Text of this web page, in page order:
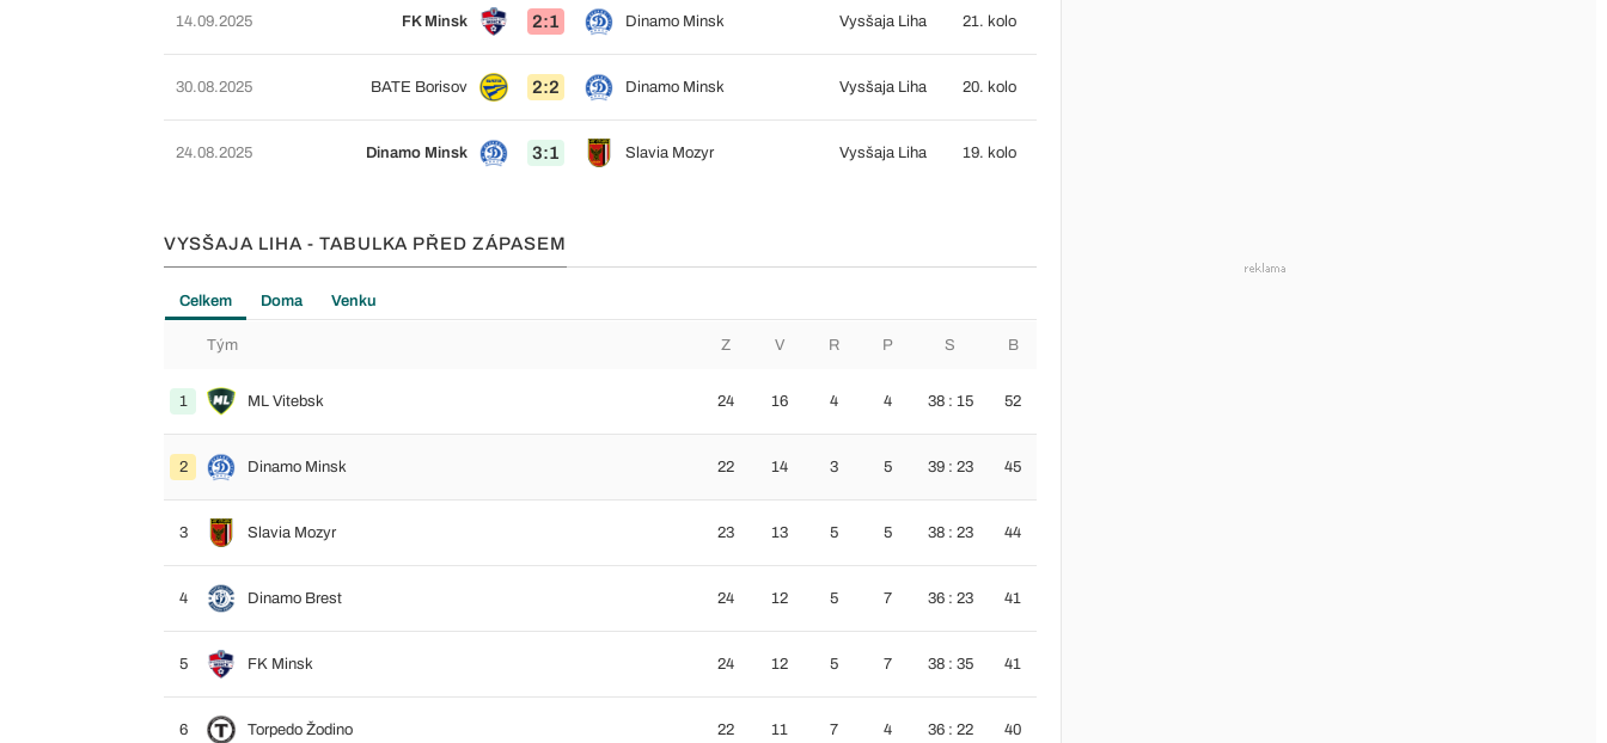
14.09.2025 FK Minsk 2:1 Dinamo Minsk Vysšaja Liha 21. kolo
30.08.2025 BATE Borisov 2:2 Dinamo Minsk Vysšaja Liha 20. kolo
24.08.2025 Dinamo Minsk 3:1 Slavia Mozyr Vysšaja Liha 19. kolo
VYSŠAJA LIHA - TABULKA PŘED ZÁPASEM
Celkem Doma Venku
Tým Z V R P S B
1 ML Vitebsk 24 16 4 4 38 : 15 52
2 Dinamo Minsk 22 14 3 5 39 : 23 45
3 Slavia Mozyr 23 13 5 5 38 : 23 44
4 Dinamo Brest 24 12 5 7 36 : 23 41
5 FK Minsk 24 12 5 7 38 : 35 41
6 Torpedo Žodino 22 11 7 4 36 : 22 40